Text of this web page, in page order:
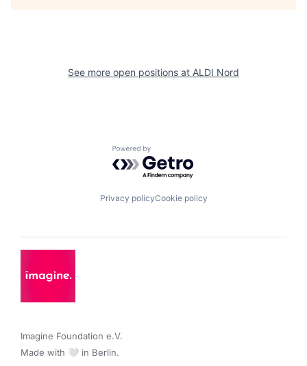
See more open positions at ALDI Nord
Powered by Getro.com
Privacy policyCookie policy
Imagine Foundation e.V.
Made with 🤍 in Berlin.